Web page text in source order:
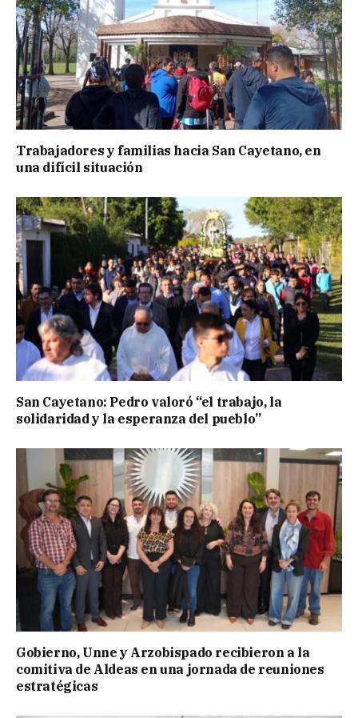
Trabajadores y familias hacia San Cayetano, en
una difícil situación
San Cayetano: Pedro valoró “el trabajo, la
solidaridad y la esperanza del pueblo”
Gobierno, Unne y Arzobispado recibieron a la
comitiva de Aldeas en una jornada de reuniones
estratégicas